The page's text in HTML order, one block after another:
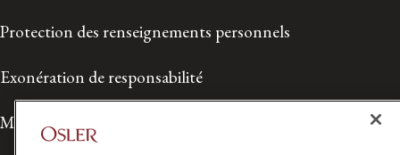
Protection des renseignements personnels
Exonération de responsabilité
Modalités de prestation de services